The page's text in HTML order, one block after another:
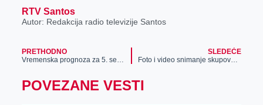
RTV Santos
Autor: Redakcija radio televizije Santos
PRETHODNO
Vremenska prognoza za 5. septembar
SLEDEĆE
Foto i video snimanje skupova građana
POVEZANE VESTI